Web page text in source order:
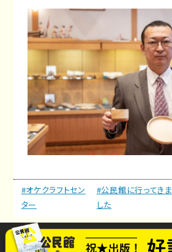
#オケクラフトセン
ター
#公民館に行ってきま
した
公民館のしあさってプロジェクト